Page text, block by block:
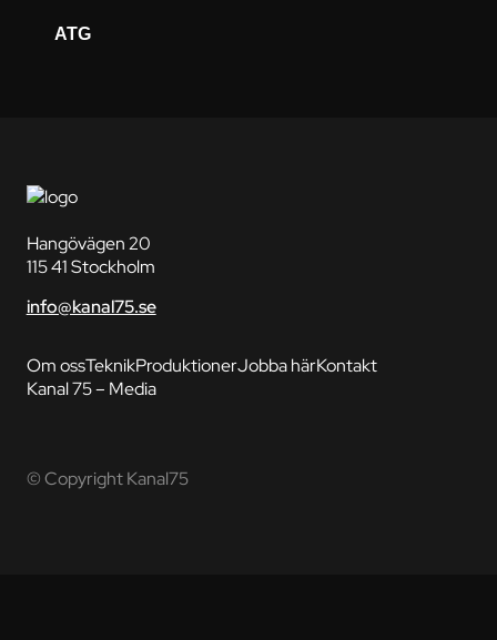
ATG
Hangövägen 20
115 41 Stockholm
info@kanal75.se
Om ossTeknikProduktionerJobba härKontakt
Kanal 75 – Media
© Copyright Kanal75